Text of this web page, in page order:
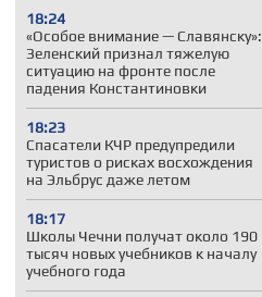
18:24
«Особое внимание — Славянску»:
Зеленский признал тяжелую
ситуацию на фронте после
падения Константиновки
18:23
Спасатели КЧР предупредили
туристов о рисках восхождения
на Эльбрус даже летом
18:17
Школы Чечни получат около 190
тысяч новых учебников к началу
учебного года